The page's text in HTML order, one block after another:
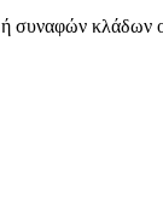
συναφών κλάδων